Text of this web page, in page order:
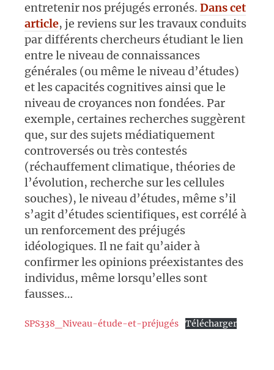
entretenir nos préjugés erronés. Dans cet
article, je reviens sur les travaux conduits
par différents chercheurs étudiant le lien
entre le niveau de connaissances
générales (ou même le niveau d’études)
et les capacités cognitives ainsi que le
niveau de croyances non fondées. Par
exemple, certaines recherches suggèrent
que, sur des sujets médiatiquement
controversés ou très contestés
(réchauffement climatique, théories de
l’évolution, recherche sur les cellules
souches), le niveau d’études, même s’il
s’agit d’études scientifiques, est corrélé à
un renforcement des préjugés
idéologiques. Il ne fait qu’aider à
confirmer les opinions préexistantes des
individus, même lorsqu’elles sont
fausses…
SPS338_Niveau-étude-et-préjugés Télécharger